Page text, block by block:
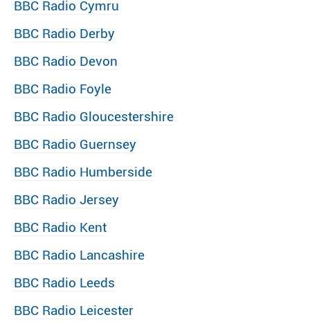
BBC Radio Cymru
BBC Radio Derby
BBC Radio Devon
BBC Radio Foyle
BBC Radio Gloucestershire
BBC Radio Guernsey
BBC Radio Humberside
BBC Radio Jersey
BBC Radio Kent
BBC Radio Lancashire
BBC Radio Leeds
BBC Radio Leicester